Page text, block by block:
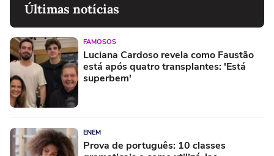
Últimas notícias
FAMOSOS
Luciana Cardoso revela como Faustão
está após quatro transplantes: 'Está
superbem'
ENEM
Prova de português: 10 classes